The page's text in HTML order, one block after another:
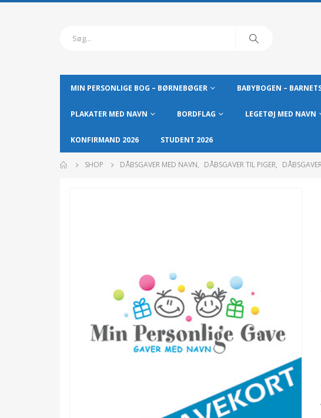
MIN PERSONLIGE BOG – BØRNEBØGER BABYBOGEN –
PLAKATER MED NAVN BORDFLAG LEGETØJ MED NAVN
KONFIRMAND 2026 STUDENT 2026
SHOP DÅBSGAVER MED NAVN, DÅBSGAVER TIL PIGER,